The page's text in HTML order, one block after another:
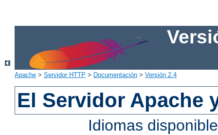
Apache > Servidor HTTP > Documentación > Versión 2.4
El Servidor Apache
Idiomas